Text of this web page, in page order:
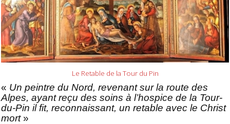
Le Retable de la Tour du Pin
« Un peintre du Nord, revenant sur la route des
Alpes, ayant reçu des soins à l’hospice de la Tour-
du-Pin il fit, reconnaissant, un retable avec le Christ
mort»